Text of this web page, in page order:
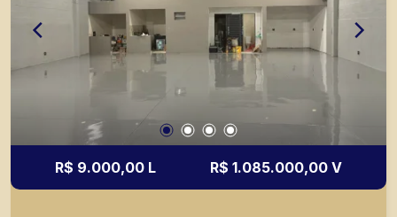
R$ 9.000,00 L R$ 1.085.000,00 V